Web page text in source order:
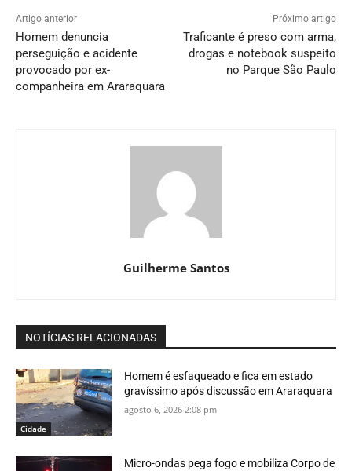
Artigo anterior
Homem denuncia
perseguição e acidente
provocado por ex-
companheira em Araraquara
Próximo artigo
Traficante é preso com arma,
drogas e notebook suspeito
no Parque São Paulo
Guilherme Santos
NOTÍCIAS RELACIONADAS
Cidade
Homem é esfaqueado e fica em estado
gravíssimo após discussão em Araraquara
agosto 6, 2026 2:08 pm
Micro-ondas pega fogo e mobiliza Corpo de